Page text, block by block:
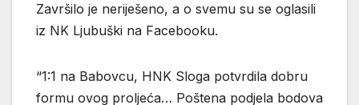
Završilo je neriješeno, a o svemu su se oglasili
iz NK Ljubuški na Facebooku.
“1:1 na Babovcu, HNK Sloga potvrdila dobru
formu ovog proljeća… Poštena podjela bodova